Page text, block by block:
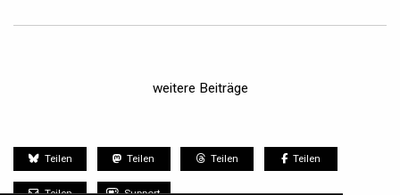
weitere Beiträge
Teilen Teilen Teilen Teilen